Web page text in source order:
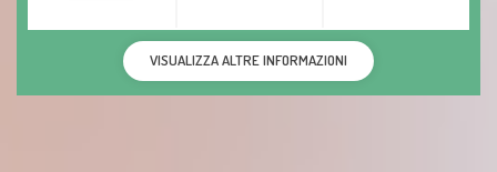
VISUALIZZA ALTRE INFORMAZIONI